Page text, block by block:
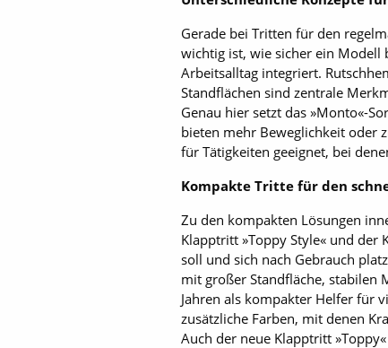
Gerade bei Tritten für den
wichtig ist, wie sicher ein Modell
Arbeitsalltag integriert.
Standflächen sind zentrale
Genau hier setzt das »Monto«-
bieten mehr Beweglichkeit oder
für Tätigkeiten geeignet, bei
Kompakte Tritte für den
Zu den kompakten Lösungen
Klapptritt »Toppy Style« und der
soll und sich nach Gebrauch
mit großer Standfläche, stabilen
Jahren als kompakter Helfer für
zusätzliche Farben, mit denen
Auch der neue Klapptritt